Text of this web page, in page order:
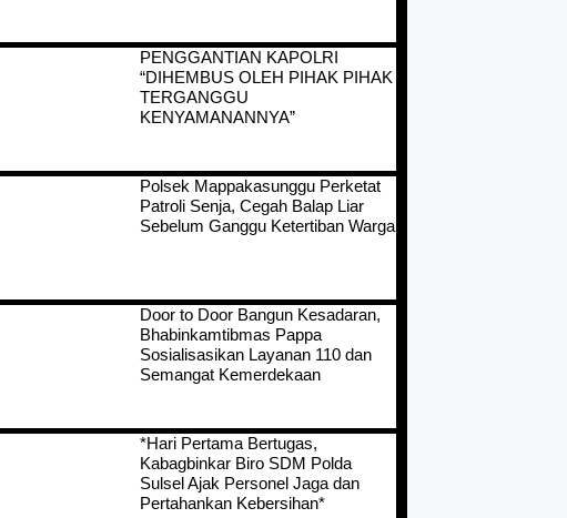
PENGGANTIAN KAPOLRI
“DIHEMBUS OLEH PIHAK PIHAK
TERGANGGU
KENYAMANANNYA”
Polsek Mappakasunggu Perketat
Patroli Senja, Cegah Balap Liar
Sebelum Ganggu Ketertiban Warga
Door to Door Bangun Kesadaran,
Bhabinkamtibmas Pappa
Sosialisasikan Layanan 110 dan
Semangat Kemerdekaan
*Hari Pertama Bertugas,
Kabagbinkar Biro SDM Polda
Sulsel Ajak Personel Jaga dan
Pertahankan Kebersihan*